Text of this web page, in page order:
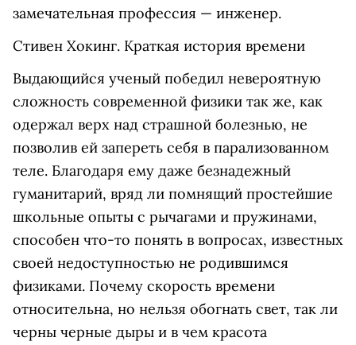
замечательная профессия — инженер.
Стивен Хокинг. Краткая история времени
Выдающийся ученый победил невероятную
сложность современной физики так же, как
одержал верх над страшной болезнью, не
позволив ей запереть себя в парализованном
теле. Благодаря ему даже безнадежный
гуманитарий, вряд ли помнящий простейшие
школьные опыты с рычагами и пружинами,
способен что-то понять в вопросах, известных
своей недоступностью не родившимся
физиками. Почему скорость времени
относительна, но нельзя обогнать свет, так ли
черны черные дыры и в чем красота